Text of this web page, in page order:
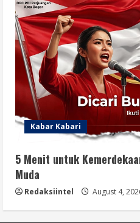
Kabar Kabari
5 Menit untuk
Muda
Redaksiintel August 4,